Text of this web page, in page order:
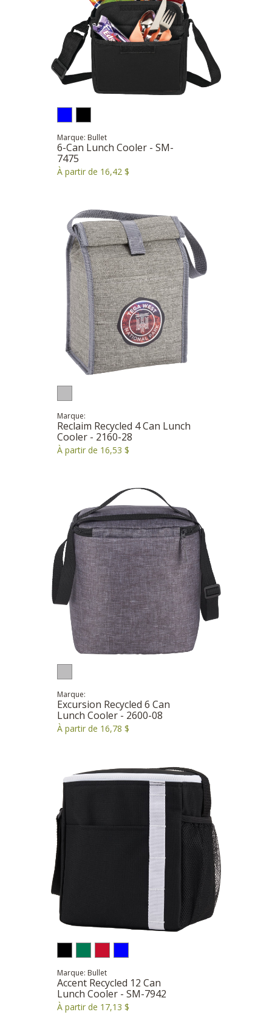
Marque: Bullet
6-Can Lunch Cooler - SM-
7475
À partir de 16,42 $
Marque:
Reclaim Recycled 4 Can Lunch
Cooler - 2160-28
À partir de 16,53 $
Marque:
Excursion Recycled 6 Can
Lunch Cooler - 2600-08
À partir de 16,78 $
Marque: Bullet
Accent Recycled 12 Can
Lunch Cooler - SM-7942
À partir de 17,13 $